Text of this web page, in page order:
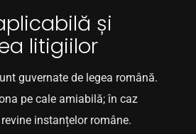
și
litigiilor
guvernate de legea română.
pe cale amiabilă; în caz
instanțelor române.